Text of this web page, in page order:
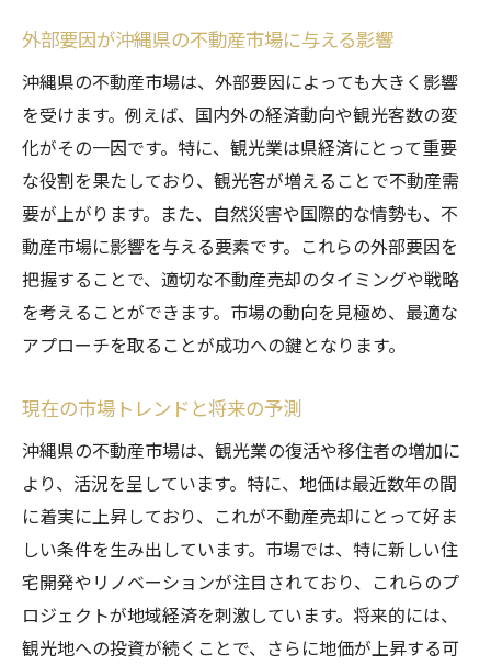
最新地価データを提供する会社の特徴
不動産会社の実績と評判を見極める方法
地価動向を踏まえた適切なアドバイスを受
ける
プロのネットワークを活用するメリット
顧客満足度の高い不動産会社の選び方
沖縄県での不動産売却成功に必要な市場動向の
理解と戦略
市場動向を把握するための情報収集方法
市場分析に基づくターゲット設定
売却価格の適正化戦略
競合他社の動きを分析する方法
地域特性を生かしたマーケティング戦略
市場変動に対応する長期的ビジョンの重要
性
不動産売却を成功させるための地価動向と沖縄
県特有の市場特性
地域の特性が地価に与える独自の影響
外部要因が沖縄県の不動産市場に与える影響
沖縄県の不動産市場は、外部要因によっても大きく影響
を受けます。例えば、国内外の経済動向や観光客数の変
化がその一因です。特に、観光業は県経済にとって重要
な役割を果たしており、観光客が増えることで不動産需
要が上がります。また、自然災害や国際的な情勢も、不
動産市場に影響を与える要素です。これらの外部要因を
把握することで、適切な不動産売却のタイミングや戦略
を考えることができます。市場の動向を見極め、最適な
アプローチを取ることが成功への鍵となります。
現在の市場トレンドと将来の予測
沖縄県の不動産市場は、観光業の復活や移住者の増加に
より、活況を呈しています。特に、地価は最近数年の間
に着実に上昇しており、これが不動産売却にとって好ま
しい条件を生み出しています。市場では、特に新しい住
宅開発やリノベーションが注目されており、これらのプ
ロジェクトが地域経済を刺激しています。将来的には、
観光地への投資が続くことで、さらに地価が上昇する可